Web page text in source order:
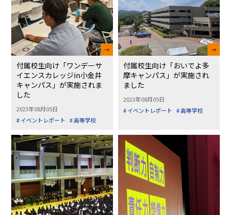
付属校生向け「ワンデーサ
イエンスカレッジin小金井
キャンパス」が実施されま
した
2023年08月05日
# イベントレポート # 高等学校
付属校生向け「おいでよ多
摩キャンパス」が実施され
ました
2023年08月05日
# イベントレポート # 高等学校